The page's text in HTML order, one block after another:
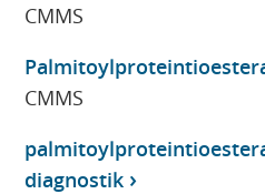
CMMS
CMMS
diagnostik